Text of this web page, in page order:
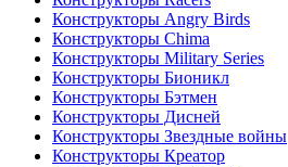
Конструкторы Angry Birds
Конструкторы Chima
Конструкторы Military Series
Конструкторы Бионикл
Конструкторы Бэтмен
Конструкторы Дисней
Конструкторы Звездные войны
Конструкторы Креатор